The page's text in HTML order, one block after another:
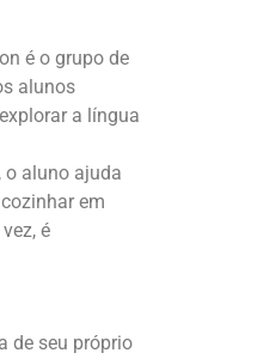
é o grupo de
alunos
a língua
o aluno ajuda
em
é
de seu próprio